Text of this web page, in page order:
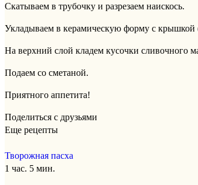
Скатываем в трубочку и разрезаем наискось.
Укладываем в керамическую форму с
На верхний слой кладем кусочки сливочного
Подаем со сметаной.
Приятного аппетита!
Поделиться с друзьями
Еще рецепты
Творожная пасха
1 час. 5 мин.